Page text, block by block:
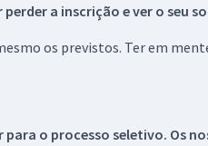
a inscrição e ver o seu
os previstos. Ter em
o processo seletivo. Os